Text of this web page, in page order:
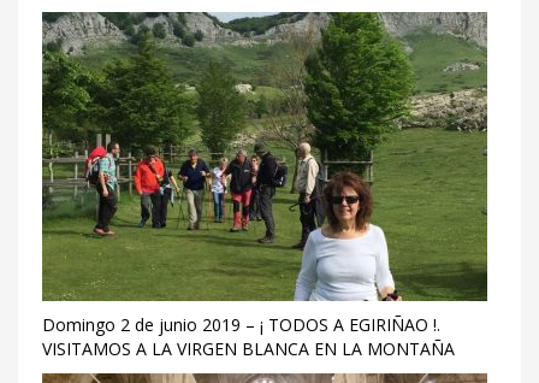
Domingo 2 de junio 2019 – ¡ TODOS A EGIRIÑAO !.
VISITAMOS A LA VIRGEN BLANCA EN LA MONTAÑA